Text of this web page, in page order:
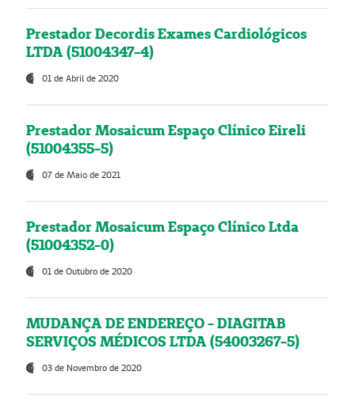
Prestador Decordis Exames Cardiológicos
LTDA (51004347-4)
01 de Abril de 2020
Prestador Mosaicum Espaço Clínico Eireli
(51004355-5)
07 de Maio de 2021
Prestador Mosaicum Espaço Clínico Ltda
(51004352-0)
01 de Outubro de 2020
MUDANÇA DE ENDEREÇO - DIAGITAB
SERVIÇOS MÉDICOS LTDA (54003267-5)
03 de Novembro de 2020